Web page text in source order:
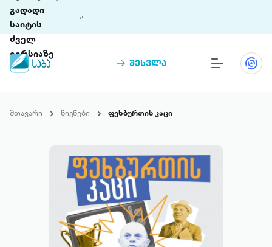
გადადი
საიტის
ძველ
ვერსიაზე
შესვლა
თინეთი 9 ციფრულ პლატფორმასა და 5
ჩვენ შესახებ
პაკეტები
მთავარი წიგნები ფეხბურთის კაცი